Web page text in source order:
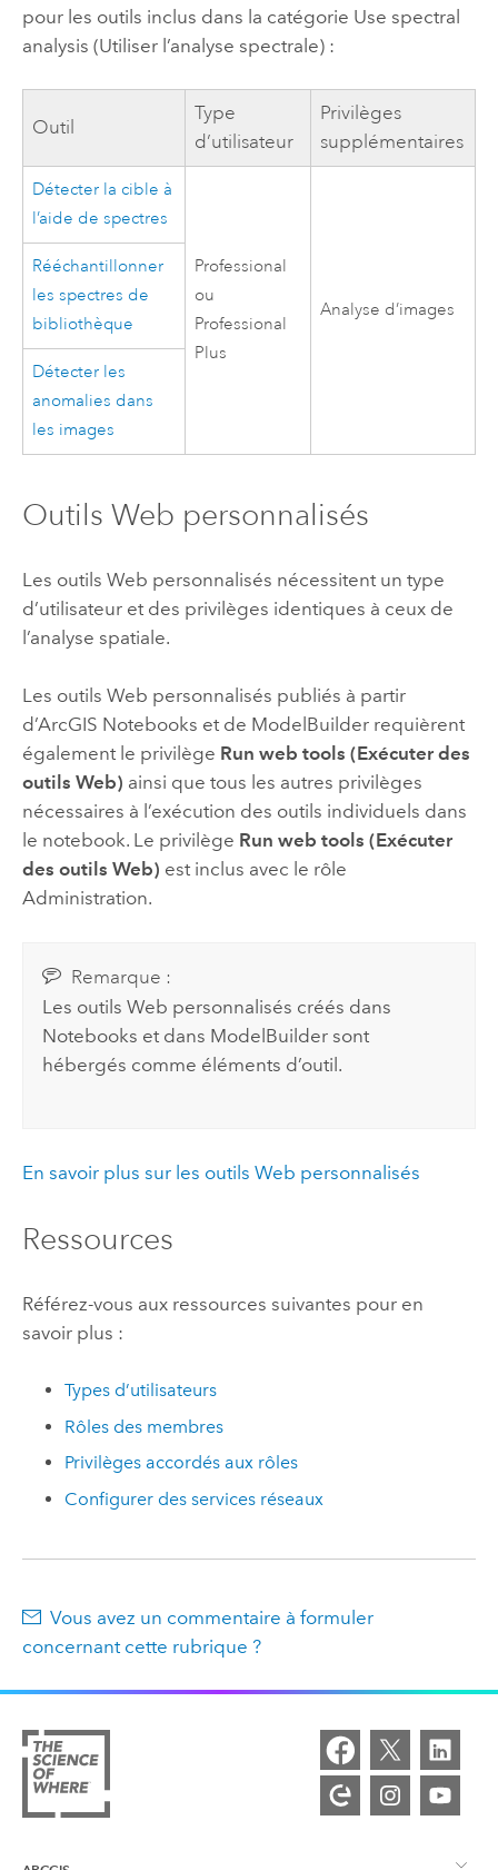
pour les outils inclus dans la catégorie Use spectral
analysis (Utiliser l’analyse spectrale) :
Outil
Type
d’utilisateur
Privilèges
supplémentaires
Détecter la cible à
l’aide de spectres
Professional
ou
Professional
Plus
Analyse d’images
Rééchantillonner
les spectres de
bibliothèque
Détecter les
anomalies dans
les images
Outils Web personnalisés
Les outils Web personnalisés nécessitent un type
d’utilisateur et des privilèges identiques à ceux de
l’analyse spatiale.
Les outils Web personnalisés publiés à partir
d’ArcGIS Notebooks et de ModelBuilderrequièrent
également le privilège Run web tools (Exécuter des
outils Web) ainsi que tous les autres privilèges
nécessaires à l’exécution des outils individuels dans
le notebook. Le privilège Run web tools (Exécuter
des outils Web) est inclus avec le rôle
Administration.
Remarque :
Les outils Web personnalisés créés dans
Notebooks et dans ModelBuilder sont
hébergés comme éléments d’outil.
En savoir plus sur les outils Web personnalisés
Ressources
Référez-vous aux ressources suivantes pour en
savoir plus :
Types d’utilisateurs
Rôles des membres
Privilèges accordés aux rôles
Configurer des services réseaux
Vous avez un commentaire à formuler
concernant cette rubrique ?